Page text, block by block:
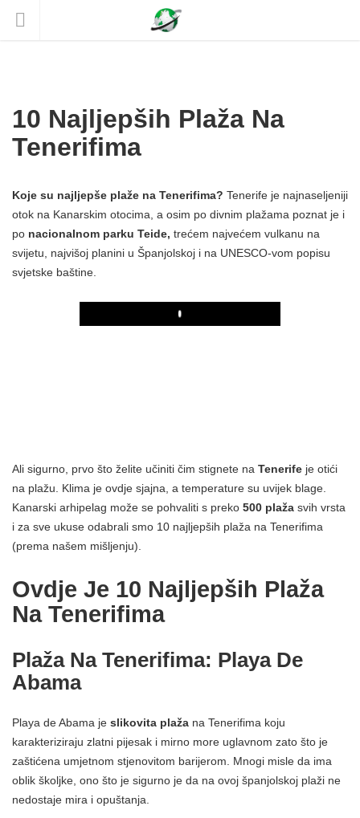
10 Najljepših Plaža Na
Tenerifima
Koje su najljepše plaže na Tenerifima? Tenerife je najnaseljeniji
otok na Kanarskim otocima, a osim po divnim plažama poznat je i
po nacionalnom parku Teide, trećem najvećem vulkanu na
svijetu, najvišoj planini u Španjolskoj i na UNESCO-vom popisu
svjetske baštine.
Play
Ali sigurno, prvo što želite učiniti čim stignete na Tenerife je otići
na plažu. Klima je ovdje sjajna, a temperature su uvijek blage.
Kanarski arhipelag može se pohvaliti s preko 500 plaža svih vrsta
i za sve ukuse odabrali smo 10 najljepših plaža na Tenerifima
(prema našem mišljenju).
Ovdje Je 10 Najljepših Plaža
Na Tenerifima
Plaža Na Tenerifima: Playa De
Abama
Playa de Abama je slikovita plaža na Tenerifima koju
karakteriziraju zlatni pijesak i mirno more uglavnom zato što je
zaštićena umjetnom stjenovitom barijerom. Mnogi misle da ima
oblik školjke, ono što je sigurno je da na ovoj španjolskoj plaži ne
nedostaje mira i opuštanja.